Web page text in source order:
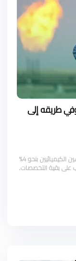
طريقه إلى
من المتوقع أن ينمو الطلب على توظيف المهندسين الكيميائيين بنحو 4%